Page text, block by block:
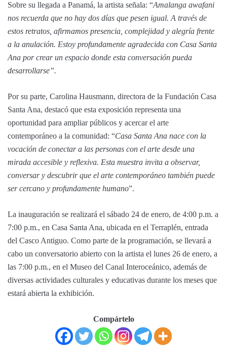
Sobre su llegada a Panamá, la artista señala: “Amalanga awafani
nos recuerda que no hay dos días que pesen igual. A través de
estos retratos, afirmamos presencia, complejidad y alegría frente
a la anulación. Estoy profundamente agradecida con Casa Santa
Ana por crear un espacio donde esta conversación pueda
desarrollarse”.
Por su parte, Carolina Hausmann, directora de la Fundación Casa
Santa Ana, destacó que esta exposición representa una
oportunidad para ampliar públicos y acercar el arte
contemporáneo a la comunidad: “Casa Santa Ana nace con la
vocación de conectar a las personas con el arte desde una
mirada accesible y reflexiva. Esta muestra invita a observar,
conversar y descubrir que el arte contemporáneo también puede
ser cercano y profundamente humano”.
La inauguración se realizará el sábado 24 de enero, de 4:00 p.m. a
7:00 p.m., en Casa Santa Ana, ubicada en el Terraplén, entrada
del Casco Antiguo. Como parte de la programación, se llevará a
cabo un conversatorio abierto con la artista el lunes 26 de enero, a
las 7:00 p.m., en el Museo del Canal Interoceánico, además de
diversas actividades culturales y educativas durante los meses que
estará abierta la exhibición.
Compártelo